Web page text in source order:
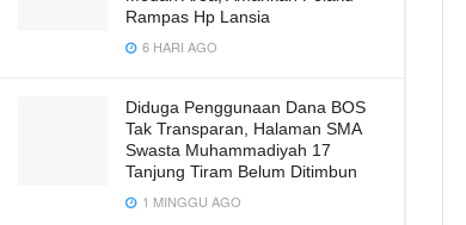
Rampas Hp Lansia
6 HARI AGO
Diduga Penggunaan Dana BOS
Tak Transparan, Halaman SMA
Swasta Muhammadiyah 17
Tanjung Tiram Belum Ditimbun
1 MINGGU AGO